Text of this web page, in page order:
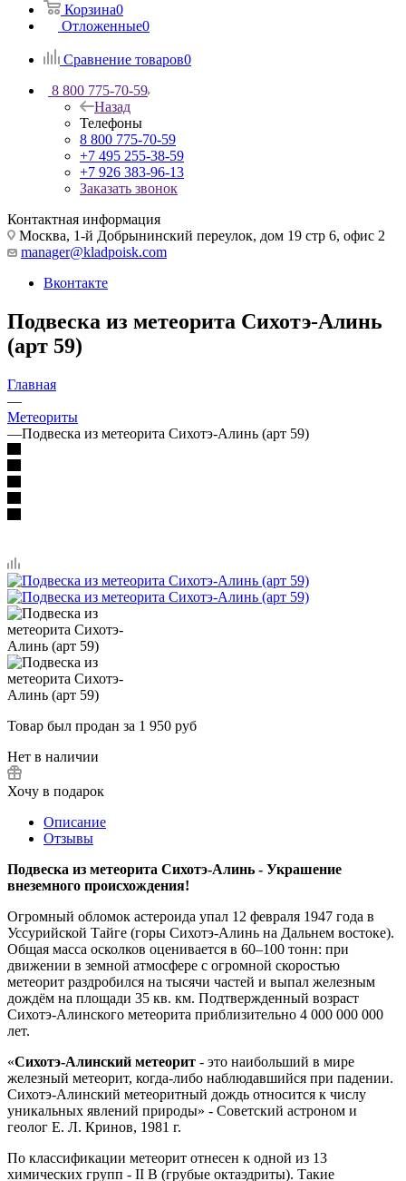
Корзина0
Отложенные0
Сравнение товаров0
8 800 775-70-59
Назад
Телефоны
8 800 775-70-59
+7 495 255-38-59
+7 926 383-96-13
Заказать звонок
Контактная информация
Москва, 1-й Добрынинский переулок, дом 19 стр 6, офис 2
manager@kladpoisk.com
Вконтакте
Подвеска из метеорита Сихотэ-Алинь
(арт 59)
Главная
—
Метеориты
—Подвеска из метеорита Сихотэ-Алинь (арт 59)
Товар был продан за 1 950 руб
Нет в наличии
Хочу в подарок
Описание
Отзывы
Подвеска из метеорита Сихотэ-Алинь - Украшение
внеземного происхождения!
Огромный обломок астероида упал 12 февраля 1947 года в
Уссурийской Тайге (горы Сихотэ-Алинь на Дальнем востоке).
Общая масса осколков оценивается в 60–100 тонн: при
движении в земной атмосфере с огромной скоростью
метеорит раздробился на тысячи частей и выпал железным
дождём на площади 35 кв. км. Подтвержденный возраст
Сихотэ-Алинского метеорита приблизительно 4 000 000 000
лет.
«Сихотэ-Алинский метеорит - это наибольший в мире
железный метеорит, когда-либо наблюдавшийся при падении.
Сихотэ-Алинский метеоритный дождь относится к числу
уникальных явлений природы» - Советский астроном и
геолог Е. Л. Кринов, 1981 г.
По классификации метеорит отнесен к одной из 13
химических групп - II B (грубые октаэдриты). Такие